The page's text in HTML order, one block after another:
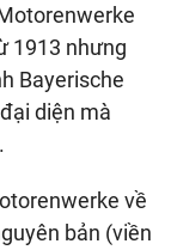
1913 nhưng
Bayerische
diện mà
về
bản (viền